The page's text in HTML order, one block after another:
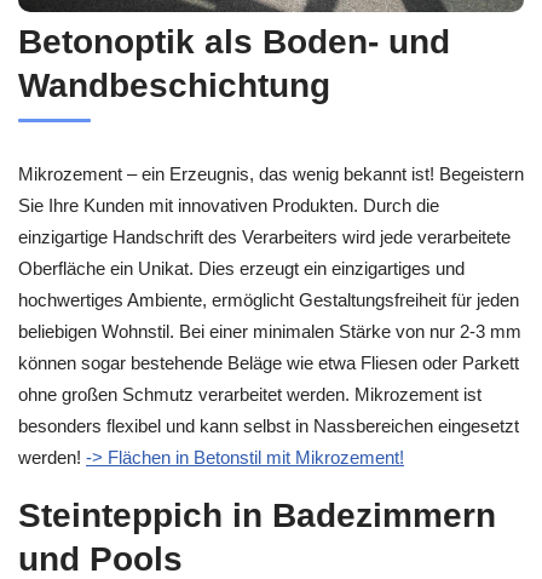
Betonoptik als Boden- und
Wandbeschichtung
Mikrozement – ein Erzeugnis, das wenig bekannt ist! Begeistern
Sie Ihre Kunden mit innovativen Produkten. Durch die
einzigartige Handschrift des Verarbeiters wird jede verarbeitete
Oberfläche ein Unikat. Dies erzeugt ein einzigartiges und
hochwertiges Ambiente, ermöglicht Gestaltungsfreiheit für jeden
beliebigen Wohnstil. Bei einer minimalen Stärke von nur 2-3 mm
können sogar bestehende Beläge wie etwa Fliesen oder Parkett
ohne großen Schmutz verarbeitet werden. Mikrozement ist
besonders flexibel und kann selbst in Nassbereichen eingesetzt
werden! -> Flächen in Betonstil mit Mikrozement!
Steinteppich in Badezimmern
und Pools